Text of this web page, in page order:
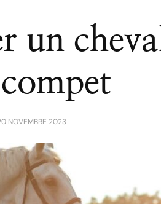
un
NOVEMBRE 2023